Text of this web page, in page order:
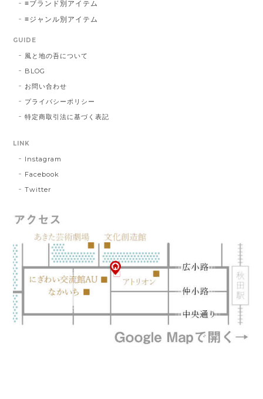
≡ブランド別アイテム
≡ジャンル別アイテム
GUIDE
風と地の吾について
BLOG
お問い合わせ
プライバシーポリシー
特定商取引法に基づく表記
LINK
Instagram
Facebook
Twitter